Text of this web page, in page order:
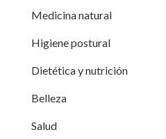
Medicina natural
Higiene postural
Dietética y nutrición
Belleza
Salud